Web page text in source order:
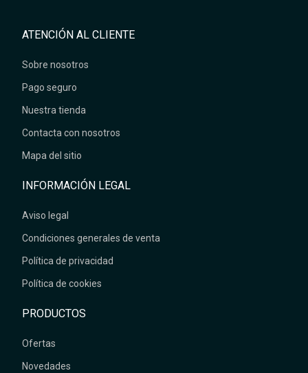
ATENCIÓN AL CLIENTE
Sobre nosotros
Pago seguro
Nuestra tienda
Contacta con nosotros
Mapa del sitio
INFORMACIÓN LEGAL
Aviso legal
Condiciones generales de venta
Política de privacidad
Política de cookies
PRODUCTOS
Ofertas
Novedades